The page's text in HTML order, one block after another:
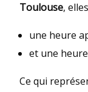
Toulouse,
une heure
et une
Ce qui